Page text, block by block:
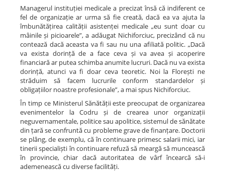
Managerul instituției medicale a precizat însă că indiferent ce
fel de organizație ar urma să fie creată, dacă ea va ajuta la
îmbunătățirea calității asistenței medicale „eu sunt doar cu
mâinile și picioarele”, a adăugat Nichiforciuc, precizând că nu
contează dacă aceasta va fi sau nu una afiliată politic. „Dacă
va exista dorință de a face ceva și va avea și acoperire
financiară ar putea schimba anumite lucruri. Dacă nu va exista
dorință, atunci va fi doar ceva teoretic. Noi la Florești ne
străduim să facem lucrurile conform standardelor și
obligațiilor noastre profesionale”, a mai spus Nichiforciuc.
În timp ce Ministerul Sănătății este preocupat de organizarea
evenimentelor la Codru și de crearea unor organizații
neguvernamentale, politice sau apolitice, sistemul de sănătate
din țară se confruntă cu probleme grave de finanțare. Doctorii
se plâng, de exemplu, că în continuare primesc salarii mici, iar
tinerii specialiști în continuare refuză să meargă să muncească
în provincie, chiar dacă autoritatea de vârf încearcă să-i
ademenească cu diverse facilități.